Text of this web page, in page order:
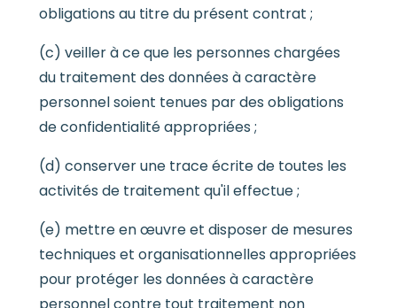
obligations au titre du présent contrat ;
(c) veiller à ce que les personnes chargées
du traitement des données à caractère
personnel soient tenues par des obligations
de confidentialité appropriées ;
(d) conserver une trace écrite de toutes les
activités de traitement qu'il effectue ;
(e) mettre en œuvre et disposer de mesures
techniques et organisationnelles appropriées
pour protéger les données à caractère
personnel contre tout traitement non